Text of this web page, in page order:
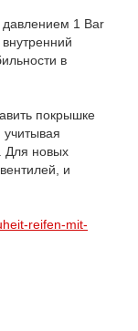
давлением 1 Bar
в
покрышке
Для новых
и
reifen-mit-